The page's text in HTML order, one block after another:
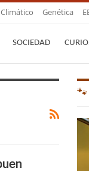
Genética
SOCIEDAD
🐾